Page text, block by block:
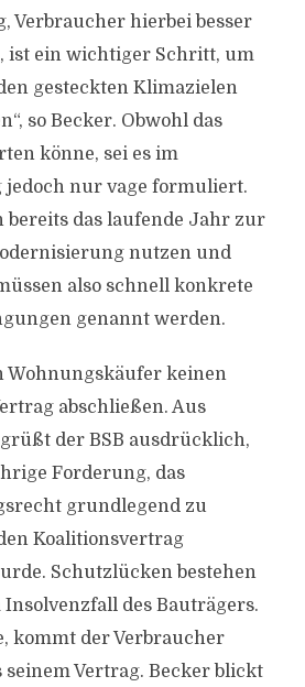
Verbraucher hierbei besser
ist ein wichtiger Schritt, um
gesteckten Klimazielen
so Becker. Obwohl das
könne, sei es im
jedoch nur vage formuliert.
bereits das laufende Jahr zur
nutzen und
also schnell konkrete
genannt werden.
Wohnungskäufer keinen
abschließen. Aus
der BSB ausdrücklich,
Forderung, das
grundlegend zu
Koalitionsvertrag
Schutzlücken bestehen
des Bauträgers.
kommt der Verbraucher
Vertrag. Becker blickt